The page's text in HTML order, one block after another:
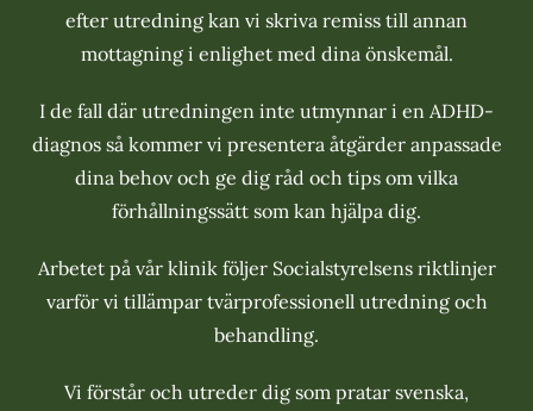
efter utredning kan vi skriva remiss till annan
mottagning i enlighet med dina önskemål.
I de fall där utredningen inte utmynnar i en ADHD-
diagnos så kommer vi presentera åtgärder anpassade
dina behov och ge dig råd och tips om vilka
förhållningssätt som kan hjälpa dig.
Arbetet på vår klinik följer Socialstyrelsens riktlinjer
varför vi tillämpar tvärprofessionell utredning och
behandling.
Vi förstår och utreder dig som pratar svenska,